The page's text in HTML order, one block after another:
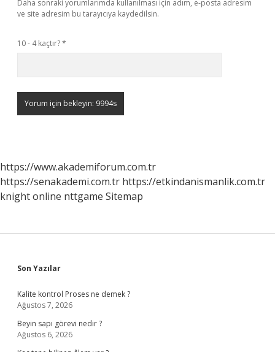
Daha sonraki yorumlarımda kullanılması için adım, e-posta adresim
ve site adresim bu tarayıcıya kaydedilsin.
10 - 4 kaçtır?*
https://www.akademiforum.com.tr
https://senakademi.com.tr https://etkindanismanlik.com.tr
knight online nttgame Sitemap
Sidebar
Son Yazılar
Kalite kontrol Proses ne demek ?
Ağustos 7, 2026
Beyin sapı görevi nedir ?
Ağustos 6, 2026